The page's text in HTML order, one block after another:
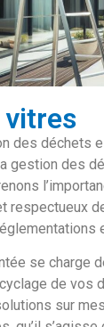
vitres
des déchets
gestion des
respectueux
se charge
de vos
sur